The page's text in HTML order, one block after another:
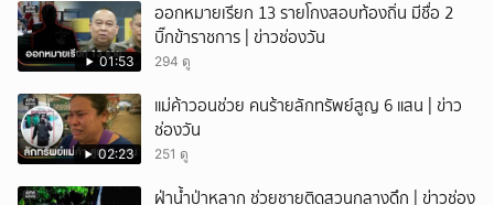
01:53
ออกหมายเรียก 13 รายโกงสอบท้องถิ่น มีชื่อ 2
บิ๊กข้าราชการ | ข่าวช่องวัน
294 ดู
02:23
แม่ค้าวอนช่วย คนร้ายลักทรัพย์สูญ 6 แสน | ข่าว
ช่องวัน
251 ดู
ฝ่าน้ำป่าหลาก ช่วยชายติดสวนกลางดึก | ข่าวช่อง